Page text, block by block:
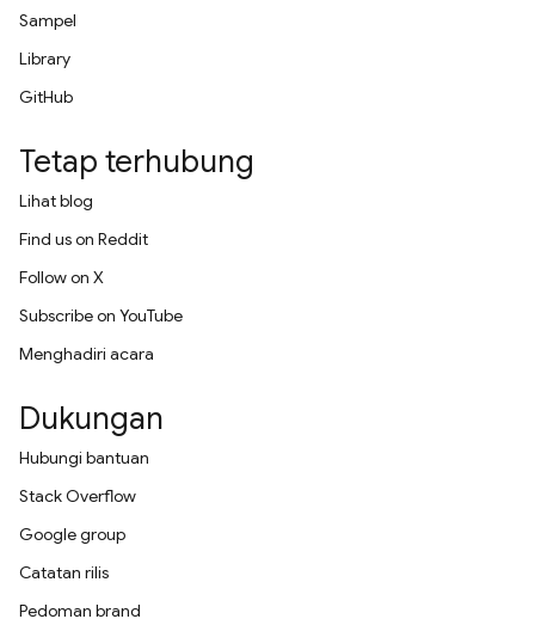
Sampel
Library
GitHub
Tetap terhubung
Lihat blog
Find us on Reddit
Follow on X
Subscribe on YouTube
Menghadiri acara
Dukungan
Hubungi bantuan
Stack Overflow
Google group
Catatan rilis
Pedoman brand